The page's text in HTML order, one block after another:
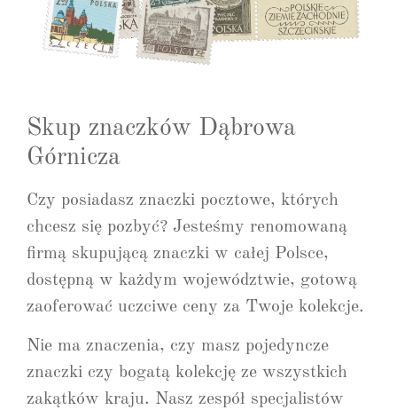
Skup znaczków Dąbrowa
Górnicza
Czy posiadasz znaczki pocztowe, których
chcesz się pozbyć? Jesteśmy renomowaną
firmą skupującą znaczki w całej Polsce,
dostępną w każdym województwie, gotową
zaoferować uczciwe ceny za Twoje kolekcje.
Nie ma znaczenia, czy masz pojedyncze
znaczki czy bogatą kolekcję ze wszystkich
zakątków kraju. Nasz zespół specjalistów